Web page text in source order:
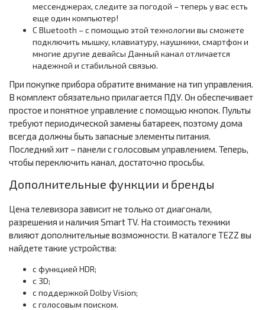
мессенджерах, следите за погодой – теперь у вас есть
еще один компьютер!
С Bluetooth – с помощью этой технологии вы сможете
подключить мышку, клавиатуру, наушники, смартфон и
многие другие девайсы Данный канал отличается
надежной и стабильной связью.
При покупке прибора обратите внимание на тип управления.
В комплект обязательно прилагается ПДУ. Он обеспечивает
простое и понятное управление с помощью кнопок. Пульты
требуют периодической замены батареек, поэтому дома
всегда должны быть запасные элементы питания.
Последний хит – панели с голосовым управлением. Теперь,
чтобы переключить канал, достаточно просьбы.
Дополнительные функции и бренды
Цена телевизора зависит не только от диагонали,
разрешения и наличия Smart TV. На стоимость техники
влияют дополнительные возможности. В каталоге TEZZ вы
найдете такие устройства:
с функцией HDR;
с 3D;
с поддержкой Dolby Vision;
с голосовым поиском.